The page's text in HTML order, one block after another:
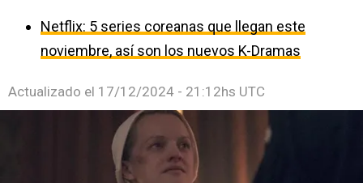
Netflix: 5 series coreanas que llegan este
noviembre, así son los nuevos K-Dramas
Actualizado el 17/12/2024 - 21:12hs UTC